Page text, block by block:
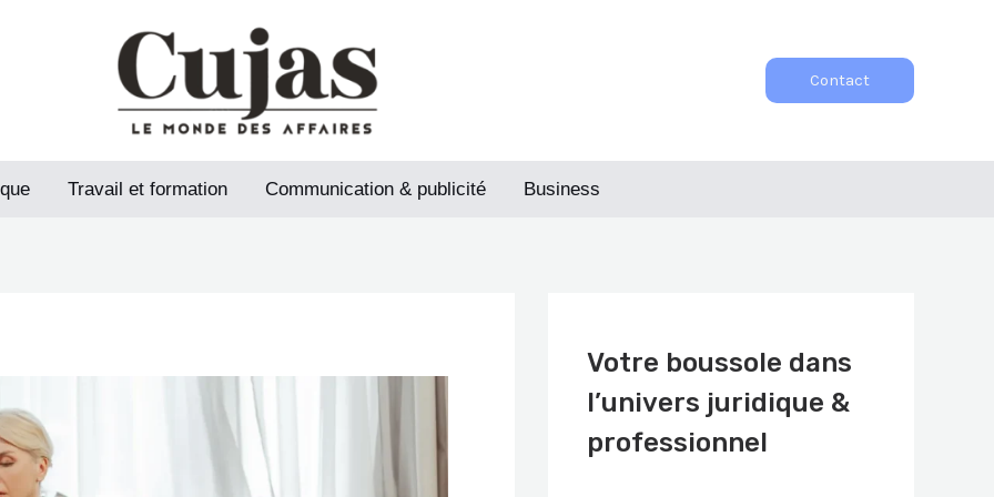
Contact
Travail et formation Communication & publicité Business
Votre boussole dans
l’univers juridique &
professionnel